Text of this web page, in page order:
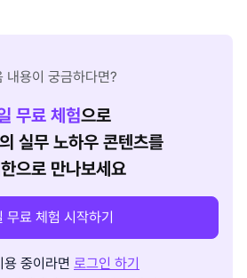
내용이 궁금하다면?
무료 체험으로
실무 노하우 콘텐츠를
으로 만나보세요
무료 체험 시작하기
중이라면 로그인 하기